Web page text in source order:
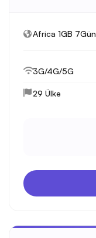
Africa 1GB 7Gün
3G/4G/5G
29 Ülke